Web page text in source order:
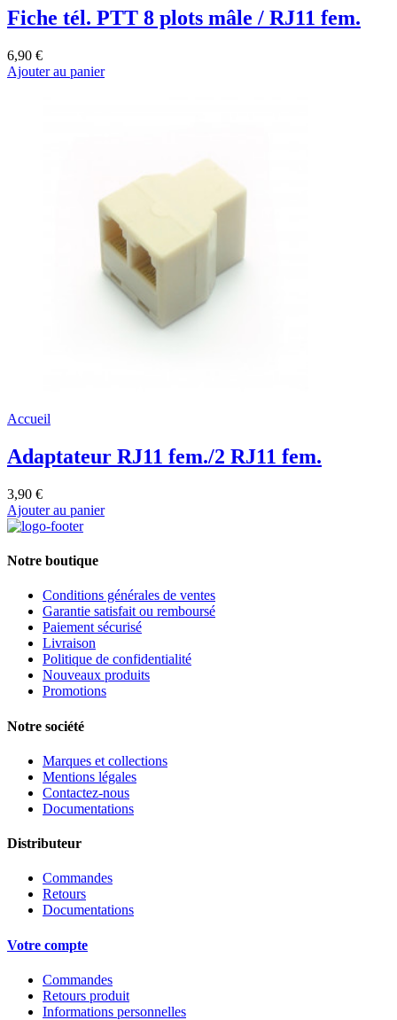
Fiche tél. PTT 8 plots mâle / RJ11 fem.
6,90 €
Ajouter au panier
Accueil
Adaptateur RJ11 fem./2 RJ11 fem.
3,90 €
Ajouter au panier
Notre boutique
Conditions générales de ventes
Garantie satisfait ou remboursé
Paiement sécurisé
Livraison
Politique de confidentialité
Nouveaux produits
Promotions
Notre société
Marques et collections
Mentions légales
Contactez-nous
Documentations
Distributeur
Commandes
Retours
Documentations
Votre compte
Commandes
Retours produit
Informations personnelles